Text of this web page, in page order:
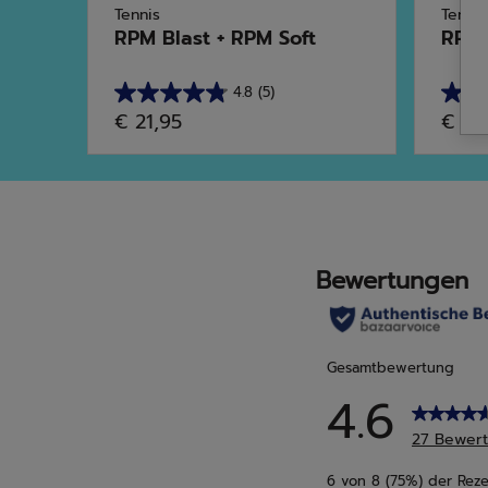
Tennis
RPM Blast + RPM Soft
4.8 (5)
4.8
von
5
Sternen.
€ 21,95
Tennis
4.7
von
5
€